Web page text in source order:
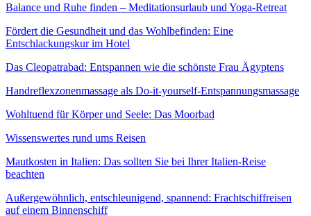
Balance und Ruhe finden – Meditationsurlaub und Yoga-Retreat
Fördert die Gesundheit und das Wohlbefinden: Eine
Entschlackungskur im Hotel
Das Cleopatrabad: Entspannen wie die schönste Frau Ägyptens
Handreflexzonenmassage als Do-it-yourself-Entspannungsmassage
Wohltuend für Körper und Seele: Das Moorbad
Wissenswertes rund ums Reisen
Mautkosten in Italien: Das sollten Sie bei Ihrer Italien-Reise
beachten
Außergewöhnlich, entschleunigend, spannend: Frachtschiffreisen
auf einem Binnenschiff